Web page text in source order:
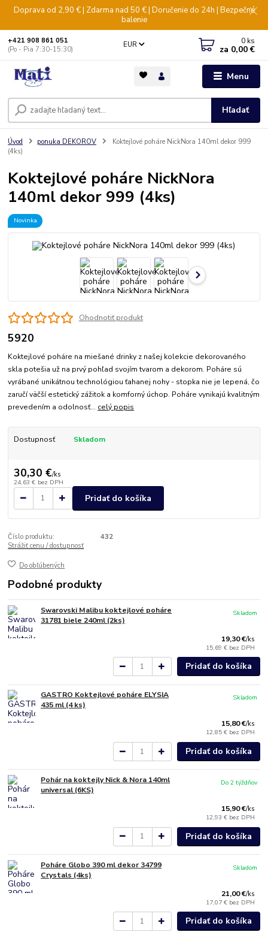
Doprava od 2,90 € | Zdarma nad 50 € | Doručenie do 24h | Bezpečné
balenie
Menu
EUR
Hľadať
+421 908 861 051
(Po - Pia 7:30-15:30)
0 ks
za 0,00 €
Úvod ponuka DEKOROV
Koktejlové poháre NickNora 140ml dekor 999
(4ks)
Koktejlové poháre NickNora
140ml dekor 999 (4ks)
Novinka
Ohodnotiť produkt
5920
Koktejlové poháre na miešané drinky z našej kolekcie dekorovaného
skla potešia už na prvý pohľad svojím tvarom a dekorom. Poháre sú
vyrábané unikátnou technológiou ťahanej nohy - stopka nie je lepená, čo
zaručí väčší estetický zážitok a komforný úchop. Poháre vynikajú kvalitným
prevedením a odolnosť... celý popis
Dostupnosť Skladom
30,30 €/ks
24,63 € bez DPH
Pridať do košíka
Číslo produktu:
432
Strážiť cenu / dostupnosť
Do obľúbených
Podobné produkty
Swarovski Malibu koktejlové poháre
31781 biele 240ml (2ks)
19,30 €/ks
15,69 € bez DPH
Skladom
Pridať do košíka
GASTRO Koktejlové poháre ELYSIA
435 ml (4 ks)
15,80 €/ks
12,85 € bez DPH
Skladom
Pridať do košíka
Pohár na koktejly Nick & Nora 140ml
universal (6KS)
15,90 €/ks
12,93 € bez DPH
Do 2 týždňov
Pridať do košíka
Poháre Globo 390 ml dekor 34799
Crystals (4ks)
21,00 €/ks
17,07 € bez DPH
Skladom
Pridať do košíka